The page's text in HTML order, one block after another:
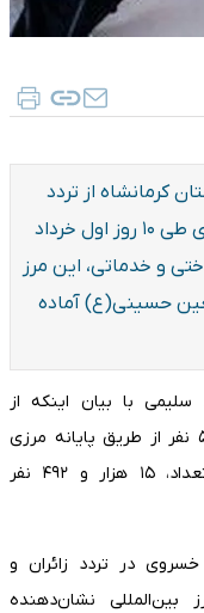
کرمانشاه از تردد
بیش از ۳۰ هزار نفر از پایانه مرزی خسروی طی ۱۰ روز اول خرداد
و خدماتی، این مرز
حسینی(ع) آماده
سلیمی با بیان اینکه از
ابتدای خرداد تا دهم این ماه ۳۰ هزار و ۵۵۶ نفر از طریق پایانه مرزی
خسروی تردد کرده‌اند، اظهار کرد: از این تعداد، ۱۵ هزار و ۴۹۲ نفر
در تردد زائران و
بین‌المللی نشان‌دهنده